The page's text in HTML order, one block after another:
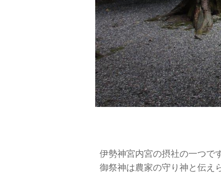
伊勢神宮内宮の摂社の一つで
御祭神は農家の守り神と伝え